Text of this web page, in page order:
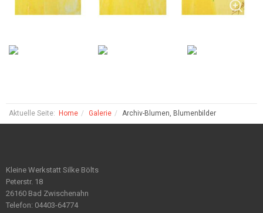
Aktuelle Seite: Home Galerie Archiv-Blumen, Blumenbilder
Kleine Werkstatt Silke Bölts
Peterstr. 18
26160 Bad Zwischenahn
Telefon: 04403-64774